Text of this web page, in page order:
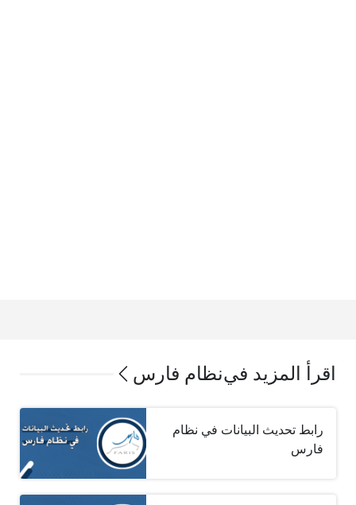
اقرأ المزيد فينظام فارس
رابط تحديث البيانات في نظام
فارس